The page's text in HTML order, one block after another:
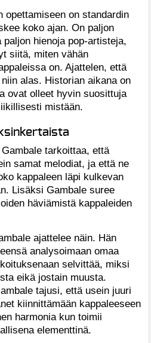
opettamiseen on standardin
koko ajan. On paljon
hienoja pop-artisteja,
siitä, miten vähän
on. Ajattelen, että
alas. Historian aikana on
ovat olleet hyvin suosittuja
mistään.
tarkoittaa, että
samat melodiat, ja että ne
kappaleen läpi kulkevan
Lisäksi Gambale suree
häviämistä kappaleiden
ajattelee näin. Hän
analysoimaan omaa
selvittää, miksi
eikä jostain muusta.
tajusi, että usein juuri
kiinnittämään kappaleeseen
harmonia kun toimii
elementtinä.